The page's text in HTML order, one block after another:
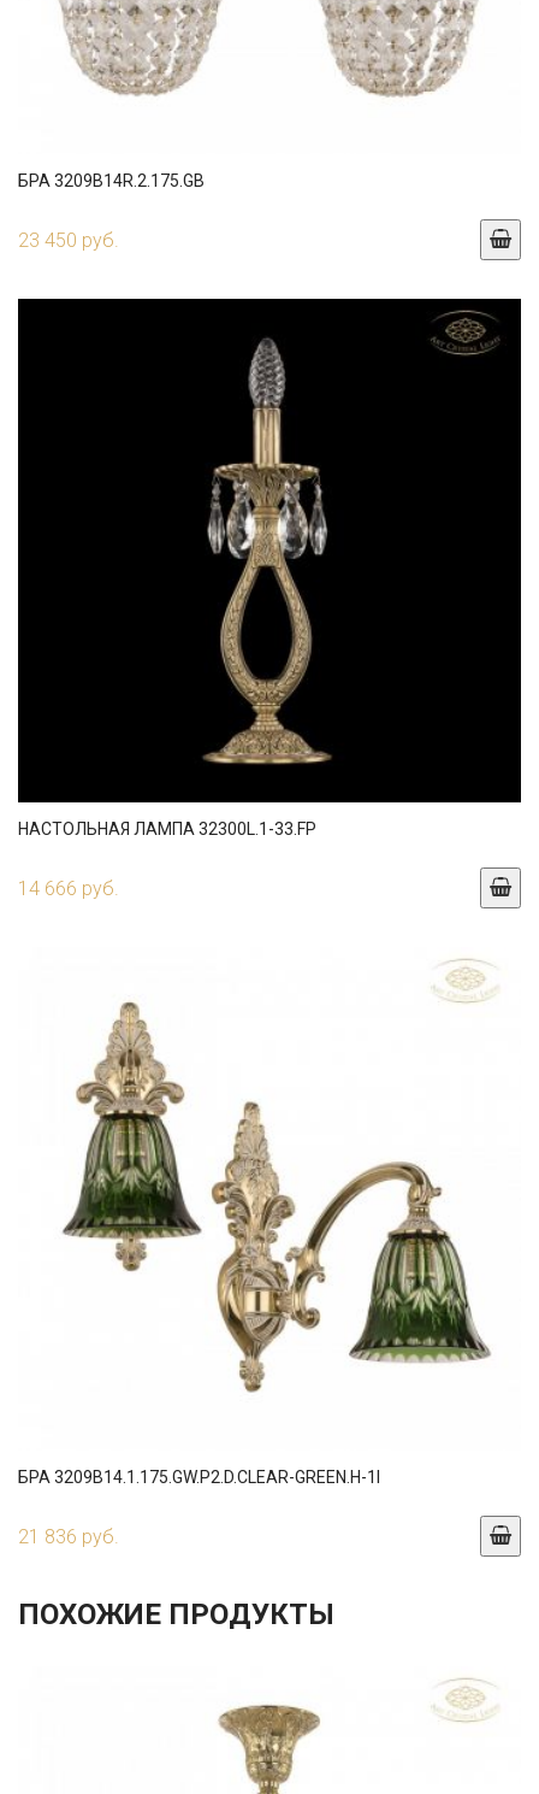
БРА 3209B14R.2.175.GB
23 450 руб.
НАСТОЛЬНАЯ ЛАМПА 32300L.1-33.FP
14 666 руб.
БРА 3209B14.1.175.GW.P2.D.CLEAR-GREEN.H-1I
21 836 руб.
ПОХОЖИЕ ПРОДУКТЫ